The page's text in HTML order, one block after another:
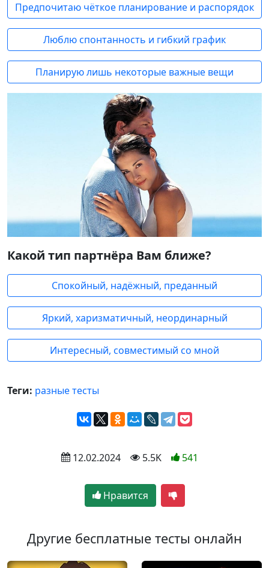
Предпочитаю чёткое планирование и распорядок
Люблю спонтанность и гибкий график
Планирую лишь некоторые важные вещи
Какой тип партнёра Вам ближе?
Спокойный, надёжный, преданный
Яркий, харизматичный, неординарный
Интересный, совместимый со мной
Теги: разные тесты
12.02.2024 5.5K 541
Нравится
Другие бесплатные тесты онлайн